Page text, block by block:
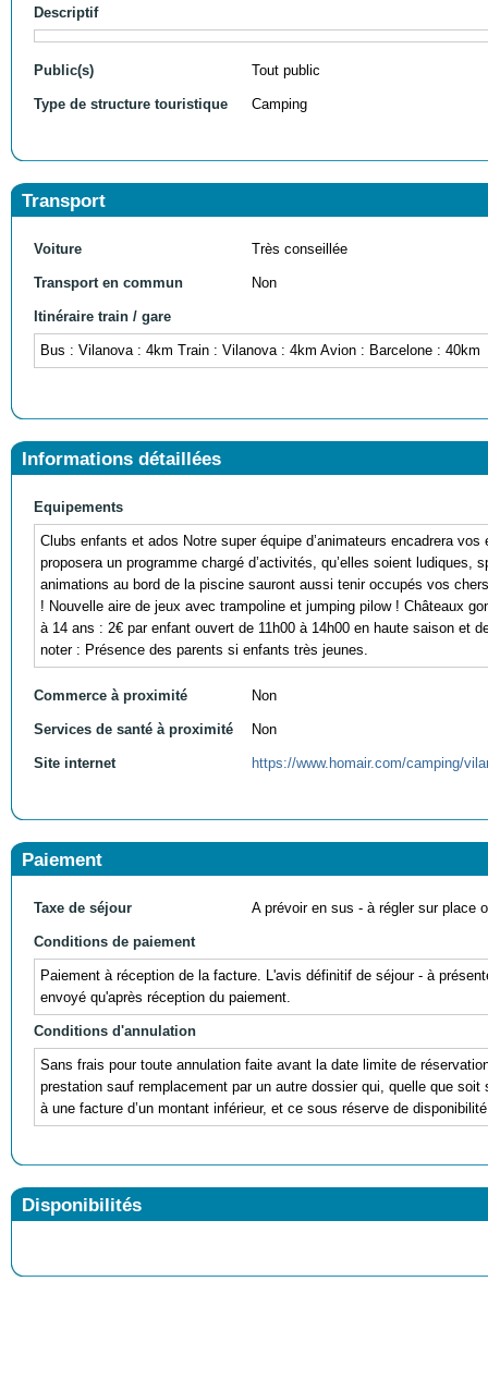
Descriptif
Public(s) Tout public
Type de structure touristique Camping
Transport
Voiture Très conseillée
Transport en commun Non
Itinéraire train / gare
Bus : Vilanova : 4km Train : Vilanova : 4km Avion : Barcelone : 40km
Informations détaillées
Equipements
Clubs enfants et ados Notre super équipe d’animateurs encadrera
proposera un programme chargé d’activités, qu’elles soient ludiques,
animations au bord de la piscine sauront aussi tenir occupés vos
! Nouvelle aire de jeux avec trampoline et jumping pilow ! Châteaux
à 14 ans : 2€ par enfant ouvert de 11h00 à 14h00 en haute saison et
noter : Présence des parents si enfants très jeunes.
Commerce à proximité Non
Services de santé à proximité Non
Site internet https://www.homair.com/camping/
Paiement
Taxe de séjour A prévoir en sus - à régler sur place
Conditions de paiement
Paiement à réception de la facture. L'avis définitif de séjour - à
envoyé qu'après réception du paiement.
Conditions d'annulation
Sans frais pour toute annulation faite avant la date limite de
prestation sauf remplacement par un autre dossier qui, quelle que soit
à une facture d’un montant inférieur, et ce sous réserve de
Disponibilités